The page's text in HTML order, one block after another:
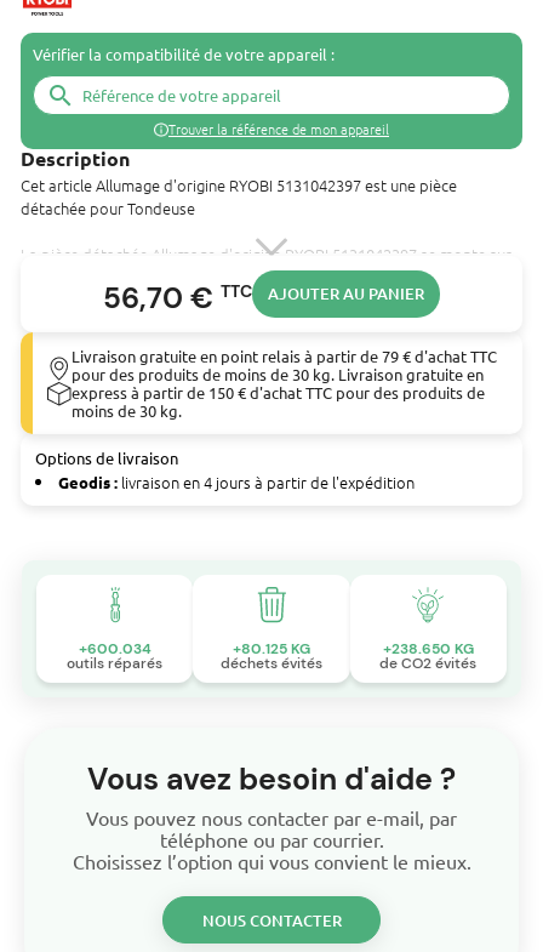
Vérifier la compatibilité de votre appareil :
search
Trouver la référence de mon appareil
Description
Cet article Allumage d'origine RYOBI 5131042397 est une pièce
détachée pour Tondeuse
La pièce détachée Allumage d'origine RYOBI 5131042397 se monte sur
Tondeuse thermique RYOBI (RLM46175Y)
56,70 € TTC AJOUTER AU PANIER
Livraison gratuite en point relais à partir de 79 € d'achat TTC
pour des produits de moins de 30 kg. Livraison gratuite en
express à partir de 150 € d'achat TTC pour des produits de
moins de 30 kg.
Options de livraison
Geodis : livraison en 4 jours à partir de l'expédition
+600.034
outils réparés
+80.125 KG
déchets évités
+238.650 KG
de CO2 évités
Vous avez besoin d'aide ?
Vous pouvez nous contacter par e-mail, par
téléphone ou par courrier.
Choisissez l’option qui vous convient le mieux.
NOUS CONTACTER